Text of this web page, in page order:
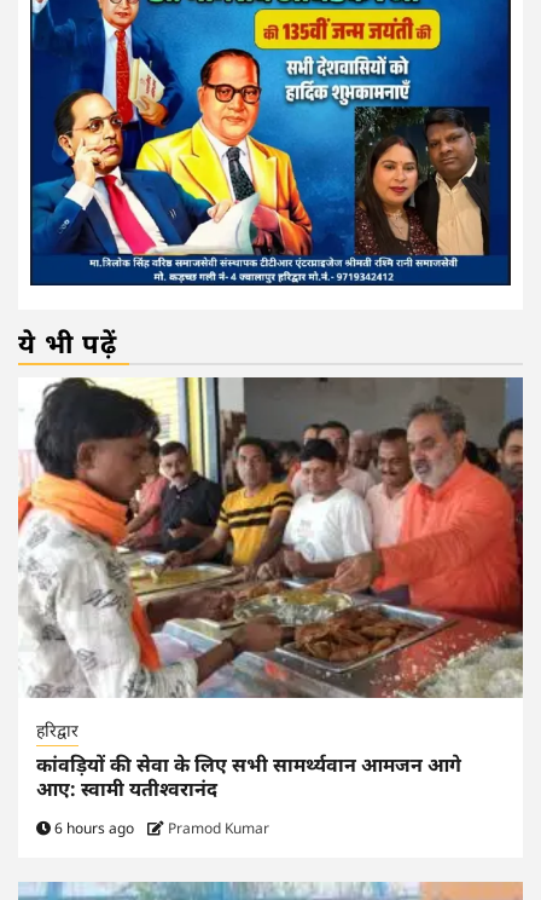
ये भी पढ़ें
हरिद्वार
कांवड़ियों की सेवा के लिए सभी सामर्थ्यवान आमजन आगे
आए: स्वामी यतीश्वरानंद
6 hours ago Pramod Kumar